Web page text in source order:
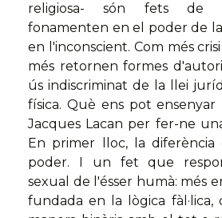
religiosa- són fets de
fonamenten en el poder de
en l'inconscient. Com més
més retornen formes
ús indiscriminat de la llei
física. Què ens pot ensenyar
Jacques Lacan per fer-ne
En primer lloc, la
poder. I un fet que
sexual de l'ésser humà: més
fundada en la lògica